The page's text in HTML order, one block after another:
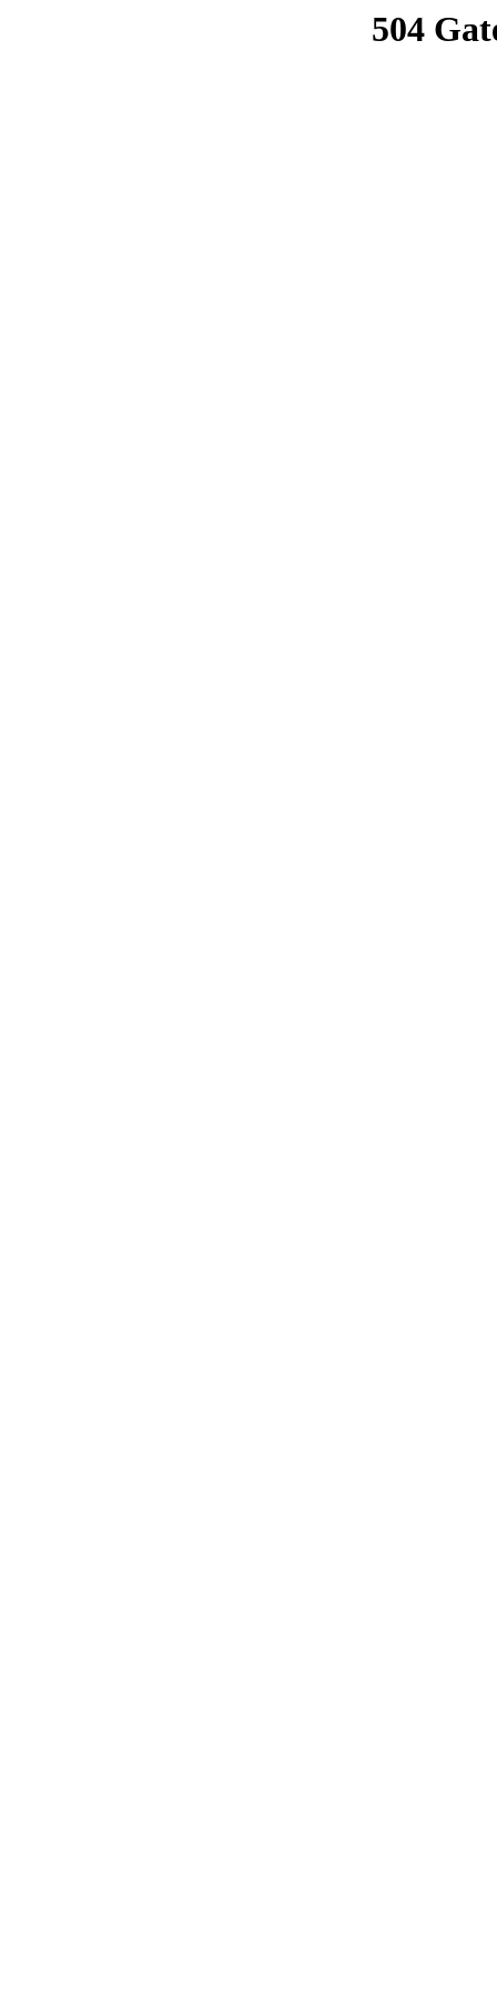
504